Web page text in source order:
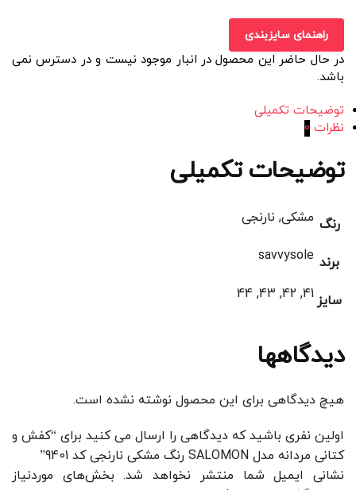
راهنمای سایزبندی
در حال حاضر این محصول در انبار موجود نیست و در دسترس نمی
باشد.
توضیحات تکمیلی
نظرات 0
توضیحات تکمیلی
رنگ مشکی, نارنجی
برند savvysole
سایز 41, 42, 43, 44
دیدگاهها
هیچ دیدگاهی برای این محصول نوشته نشده است.
اولین نفری باشید که دیدگاهی را ارسال می کنید برای “کفش و
کتانی مردانه مدل SALOMON رنگ مشکی نارنجی کد 9401”
نشانی ایمیل شما منتشر نخواهد شد. بخش‌های موردنیاز